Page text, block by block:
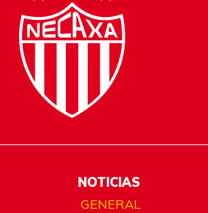
NOTICIAS
GENERAL